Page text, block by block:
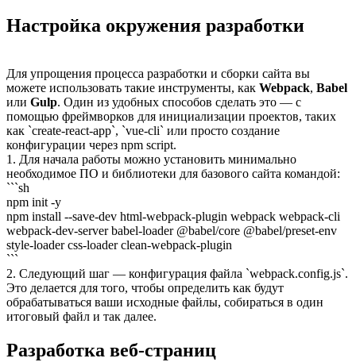
Настройка окружения разработки
Для упрощения процесса разработки и сборки сайта вы
можете использовать такие инструменты, как Webpack, Babel
или Gulp. Один из удобных способов сделать это — с
помощью фреймворков для инициализации проектов, таких
как `create-react-app`, `vue-cli` или просто создание
конфигурации через npm script.
1. Для начала работы можно установить минимально
необходимое ПО и библиотеки для базового сайта командой:
```sh
npm init -y
npm install --save-dev html-webpack-plugin webpack webpack-cli
webpack-dev-server babel-loader @babel/core @babel/preset-env
style-loader css-loader clean-webpack-plugin
```
2. Следующий шаг — конфигурация файла `webpack.config.js`.
Это делается для того, чтобы определить как будут
обрабатываться ваши исходные файлы, собираться в один
итоговый файл и так далее.
Разработка веб-страниц